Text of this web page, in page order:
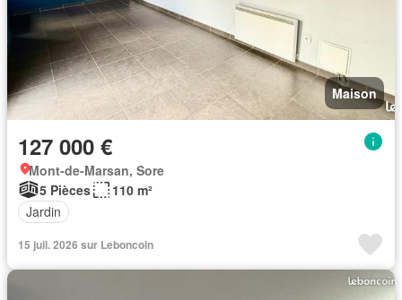
Maison
127 000 €
Mont-de-Marsan, Sore
5 Pièces
110 m²
Jardin
15 juil. 2026 sur Leboncoin